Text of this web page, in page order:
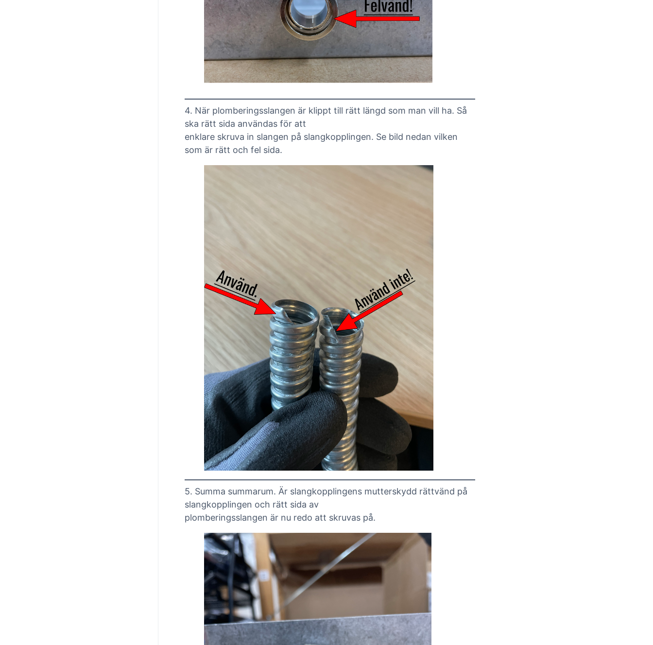
4. När plomberingsslangen är klippt till rätt längd som man vill ha. Så
ska rätt sida användas för att
enklare skruva in slangen på slangkopplingen. Se bild nedan vilken
som är rätt och fel sida.
5. Summa summarum. Är slangkopplingens mutterskydd rättvänd på
slangkopplingen och rätt sida av
plomberingsslangen är nu redo att skruvas på.